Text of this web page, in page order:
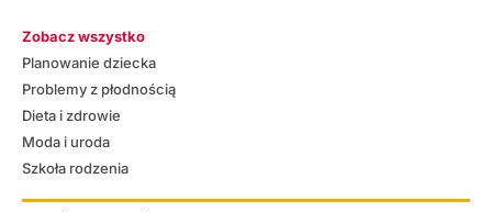
Zobacz wszystko
Planowanie dziecka
Problemy z płodnością
Dieta i zdrowie
Moda i uroda
Szkoła rodzenia